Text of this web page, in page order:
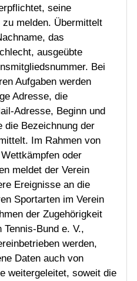
seine
melden. Übermittelt
das
ausgeübte
Bei
Aufgaben werden
Adresse, die
Adresse, Beginn und
die Bezeichnung der
Im Rahmen von
oder
meldet der Verein
Ereignisse an die
Sportarten im Verein
der Zugehörigkeit
Bund e. V.,
werden,
Daten auch von
weitergeleitet, soweit die